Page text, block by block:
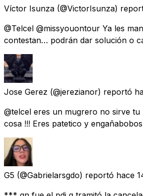
Víctor Isunza (@VictorIsunza)
@Telcel @missyouontour Ya les
contestan… podrán dar solución o
Jose Gerez (@jerezianor) reportó
@telcel eres un mugrero no sirve tu
cosa !!! Eres patetico y
G5 (@Gabrielarsgdo) reportó hace